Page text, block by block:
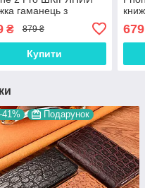
гаманець з
₴ 879 ₴
Купити
679
Подарунок